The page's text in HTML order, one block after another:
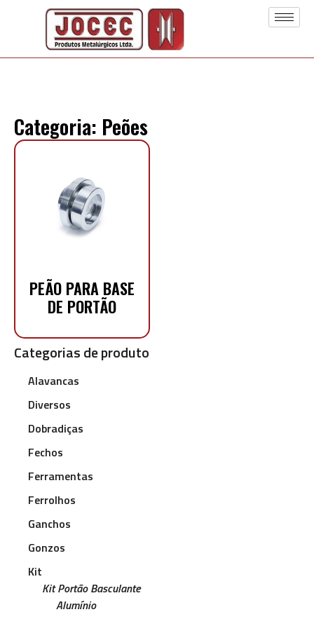
Categorias de produto
Alavancas
Diversos
Dobradiças
Fechos
Ferramentas
Ferrolhos
Ganchos
Gonzos
Kit
Kit Portão Basculante
Alumínio
Categoria: Peões
PEÃO PARA BASE
DE PORTÃO